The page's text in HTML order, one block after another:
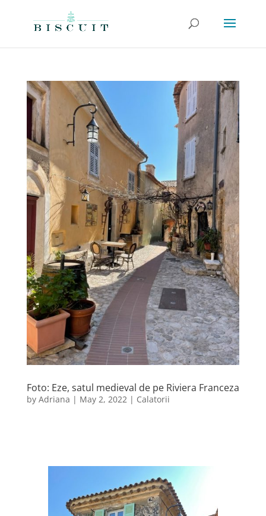
Foto: Eze, satul medieval de pe Riviera Franceza
by Adriana | May 2, 2022| Calatorii